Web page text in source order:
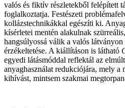
valós és fiktív részletekből felépített
foglalkoztatja. Festészeti
kollázstechnikákkal egészíti ki.
kísérletei mentén alakulnak
hangsúlyossá válik a valós
érzékeltetése. A kiállításon is látható
egyedi látásmóddal reflektál az
anyaghasználat redukciójára, mely a
kihívást, mintsem szakmai